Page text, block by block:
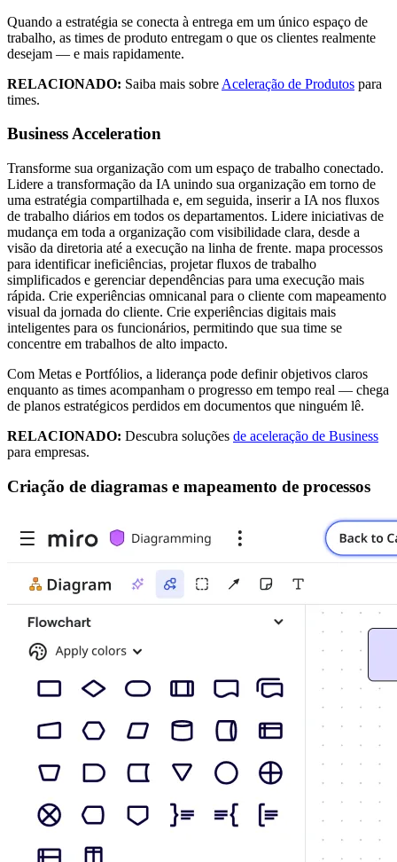
Quando a estratégia se conecta à entrega em um único espaço de
trabalho, as times de produto entregam o que os clientes realmente
desejam — e mais rapidamente.
RELACIONADO: Saiba mais sobre Aceleração de Produtos para
times.
Business Acceleration
Transforme sua organização com um espaço de trabalho conectado.
Lidere a transformação da IA ​​unindo sua organização em torno de
uma estratégia compartilhada e, em seguida, inserir a IA nos fluxos
de trabalho diários em todos os departamentos. Lidere iniciativas de
mudança em toda a organização com visibilidade clara, desde a
visão da diretoria até a execução na linha de frente. mapa processos
para identificar ineficiências, projetar fluxos de trabalho
simplificados e gerenciar dependências para uma execução mais
rápida. Crie experiências omnicanal para o cliente com mapeamento
visual da jornada do cliente. Crie experiências digitais mais
inteligentes para os funcionários, permitindo que sua time se
concentre em trabalhos de alto impacto.
Com Metas e Portfólios, a liderança pode definir objetivos claros
enquanto as times acompanham o progresso em tempo real — chega
de planos estratégicos perdidos em documentos que ninguém lê.
RELACIONADO: Descubra soluções de aceleração de Business
para empresas.
Criação de diagramas e mapeamento de processos